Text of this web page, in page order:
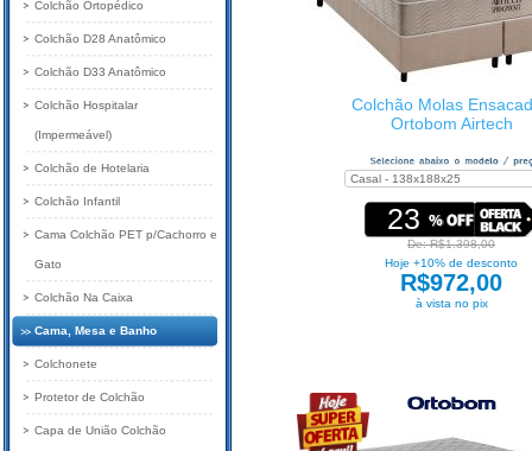
Colchão Molas
Ortobom Airtech
23
De: R$1.398,00
Hoje +10% de desconto
R$972,00
à vista no pix
Colchão Ortopédico
Colchão D28 Anatômico
Colchão D33 Anatômico
Colchão Hospitalar
(Impermeável)
Colchão de Hotelaria
Colchão Infantil
Cama Colchão PET p/Cachorro e
Gato
Colchão Na Caixa
Cama, Mesa e Banho
Colchonete
Protetor de Colchão
Capa de União Colchão